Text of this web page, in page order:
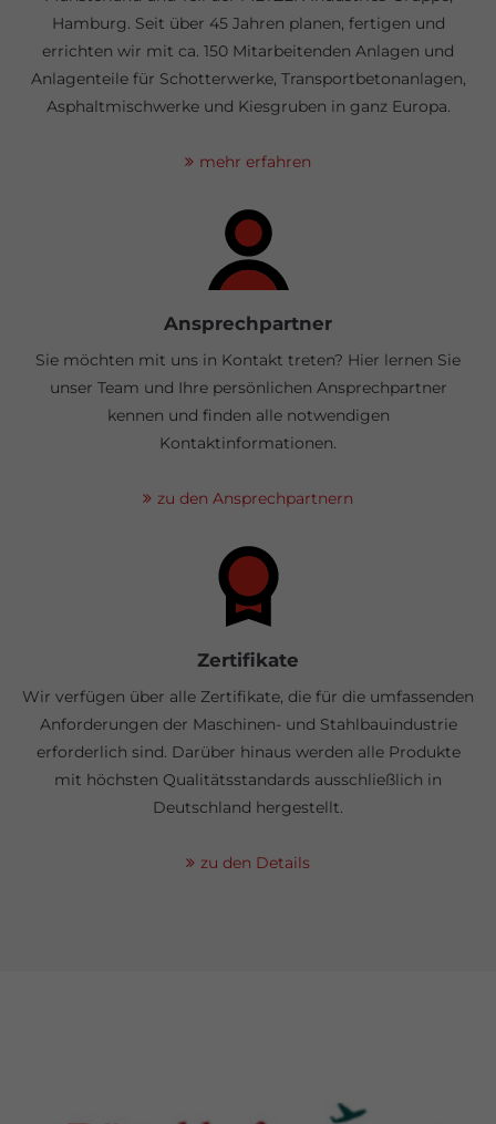
Hamburg. Seit über 45 Jahren planen, fertigen und
errichten wir mit ca. 150 Mitarbeitenden Anlagen und
Anlagenteile für Schotter­werke, Transport­beton­anlagen,
Asphalt­mischwerke und Kies­gruben in ganz Europa.
mehr erfahren
Ansprechpartner
Sie möchten mit uns in Kontakt treten? Hier lernen Sie
unser Team und Ihre persönlichen Ansprechpartner
kennen und finden alle notwendigen
Kontaktinformationen.
zu den Ansprechpartnern
Zertifikate
Wir verfügen über alle Zertifikate, die für die umfassenden
Anforderungen der Maschinen- und Stahlbauindustrie
erforderlich sind. Darüber hinaus werden alle Produkte
mit höchsten Qualitätsstandards ausschließlich in
Deutschland hergestellt.
zu den Details